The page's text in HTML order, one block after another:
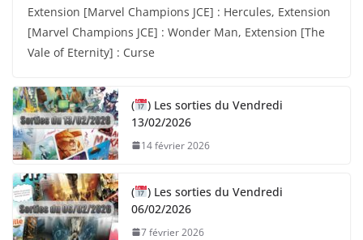
Extension [Marvel Champions JCE] : Hercules, Extension
[Marvel Champions JCE] : Wonder Man, Extension [The
Vale of Eternity] : Curse
(
) Les sorties du Vendredi
13/02/2026
14 février 2026
(
) Les sorties du Vendredi
06/02/2026
7 février 2026